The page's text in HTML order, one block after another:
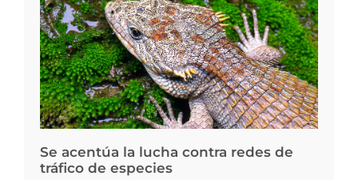
Se acentúa la lucha contra redes de
tráfico de especies